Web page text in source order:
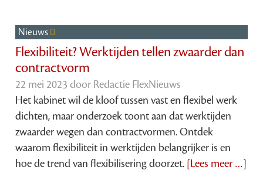
Nieuws
Flexibiliteit? Werktijden tellen zwaarder dan
contractvorm
22 mei 2023 door Redactie FlexNieuws
Het kabinet wil de kloof tussen vast en flexibel werk
dichten, maar onderzoek toont aan dat werktijden
zwaarder wegen dan contractvormen. Ontdek
waarom flexibiliteit in werktijden belangrijker is en
hoe de trend van flexibilisering doorzet. [Lees meer …]